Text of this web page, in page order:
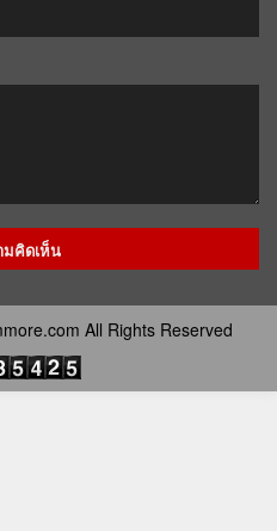
All Rights Reserved